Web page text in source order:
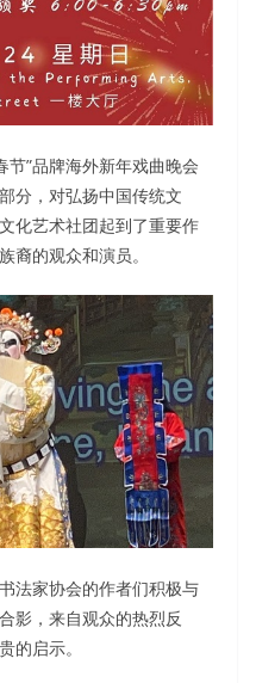
节”品牌海外新年戏曲晚会
分，对弘扬中国传统文
化艺术社团起到了重要作
裔的观众和演员。
法家协会的作者们积极与
影，来自观众的热烈反
的启示。